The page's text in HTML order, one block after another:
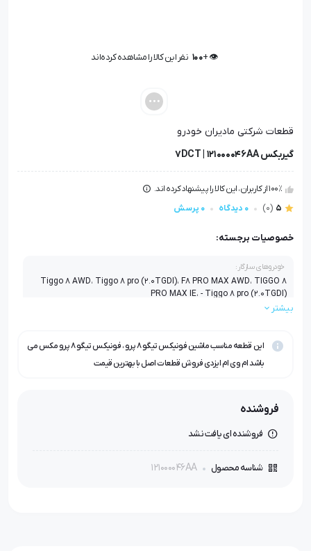
👁️ +
100 نفر این کالا را مشاهده کرده‌اند
قطعات شرکتی مادیران خودرو
گیربکس 7DCT | 121000046AA
100٪ از کاربران، این کالا را پیشنهاد کرده اند.
5
(0) 0 دیدگاه 0 پرسش
خصوصیات برجسته:
خودروهای سازگار:
Tiggo 8 AWD، Tiggo 8 pro (2.0TGDI)، F8 PRO MAX AWD، TIGGO 8
PRO MAX IE، - Tiggo 8 pro (2.0TGDI)
بیشتر
این قطعه مناسب ماشین فونیکس تیگو ۸ پرو ، فونیکس تیگو ۸ پرو مکس می
باشد ام وی ام ایزدی فروش قطعات اصل با بهترین قیمت
فروشنده
فروشنده ای یافت نشد
شناسه محصول 121000046AA